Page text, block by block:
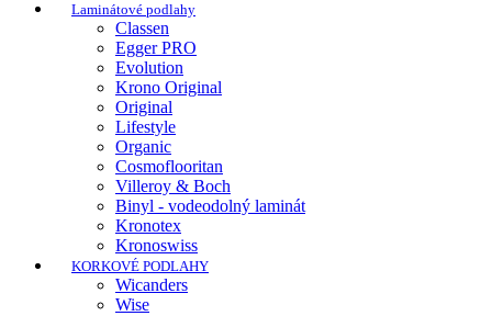
Laminátové podlahy
Classen
Egger PRO
Evolution
Krono Original
Original
Lifestyle
Organic
Cosmoflooritan
Villeroy & Boch
Binyl - vodeodolný laminát
Kronotex
Kronoswiss
KORKOVÉ PODLAHY
Wicanders
Wise